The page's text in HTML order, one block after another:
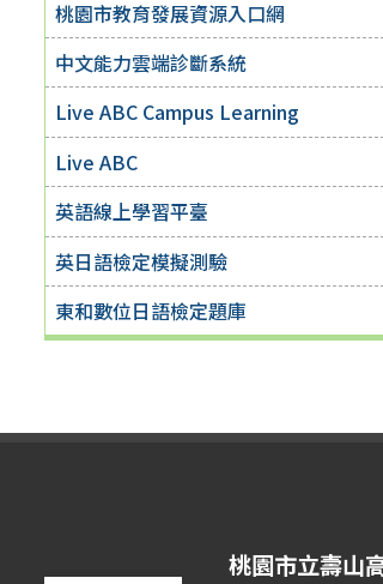
桃園市教育發展資源入口網
中文能力雲端診斷系統
Live ABC Campus Learning
Live ABC
英語線上學習平臺
英日語檢定模擬測驗
東和數位日語檢定題庫
桃園市立壽山